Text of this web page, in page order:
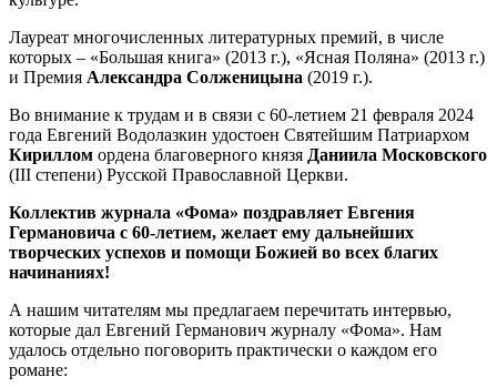
Лауреат многочисленных литературных премий, в числе
которых – «Большая книга» (2013 г.), «Ясная Поляна» (2013 г.)
и Премия Александра Солженицына (2019 г.).
Во внимание к трудам и в связи с 60-летием 21 февраля 2024
года Евгений Водолазкин удостоен Святейшим Патриархом
Кириллом ордена благоверного князя Даниила Московского
(III степени) Русской Православной Церкви.
Коллектив журнала «Фома» поздравляет Евгения
Германовича с 60-летием, желает ему дальнейших
творческих успехов и помощи Божией во всех благих
начинаниях!
А нашим читателям мы предлагаем перечитать интервью,
которые дал Евгений Германович журналу «Фома». Нам
удалось отдельно поговорить практически о каждом его
романе: